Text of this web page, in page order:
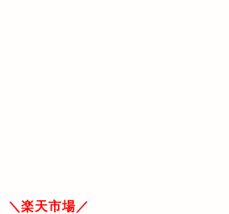
＼楽天市場／